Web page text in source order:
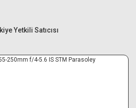
Yetkili Satıcısı